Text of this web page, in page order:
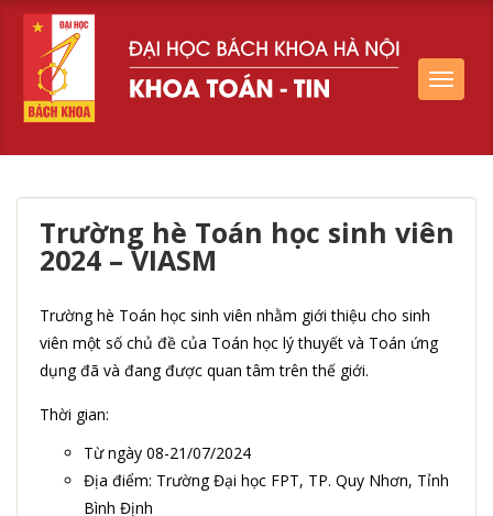
Toggle
Trường hè Toán học sinh viên
2024 – VIASM
Trường hè Toán học sinh viên nhằm giới thiệu cho sinh
viên một số chủ đề của Toán học lý thuyết và Toán ứng
dụng đã và đang được quan tâm trên thế giới.
Thời gian:
Từ ngày 08-21/07/2024
Địa điểm: Trường Đại học FPT, TP. Quy Nhơn, Tỉnh
Bình Định